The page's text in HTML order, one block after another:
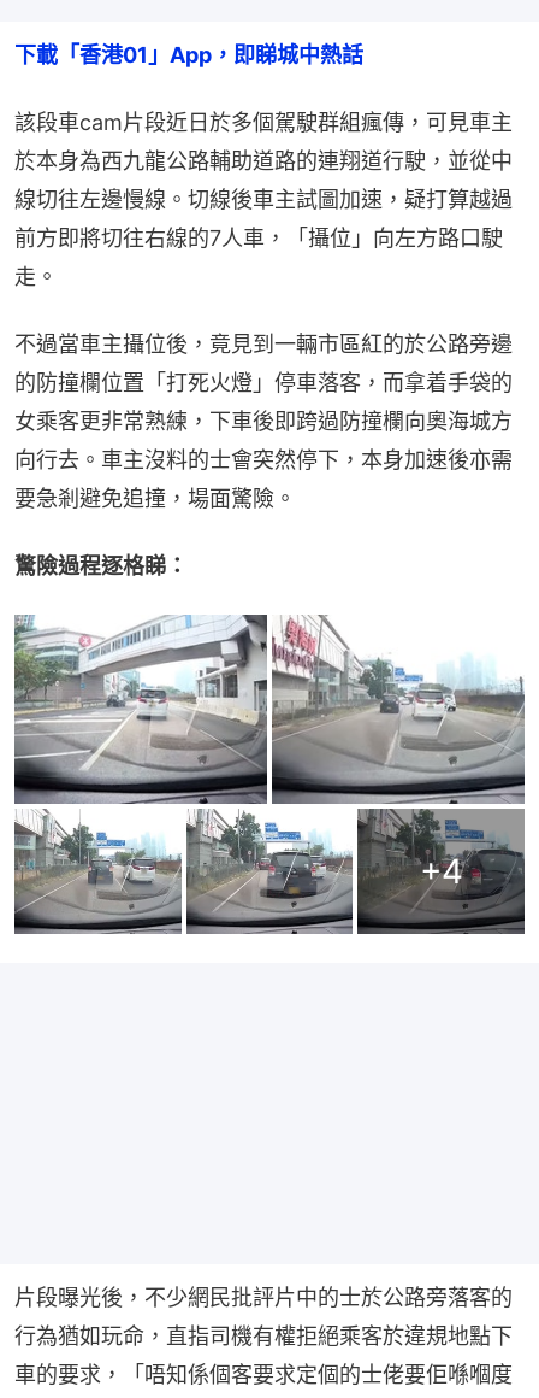
下載「香港01」App，即睇城中熱話
該段車cam片段近日於多個駕駛群組瘋傳，可見車主
於本身為西九龍公路輔助道路的連翔道行駛，並從中
線切往左邊慢線。切線後車主試圖加速，疑打算越過
前方即將切往右線的7人車，「攝位」向左方路口駛
走。
不過當車主攝位後，竟見到一輛市區紅的於公路旁邊
的防撞欄位置「打死火燈」停車落客，而拿着手袋的
女乘客更非常熟練，下車後即跨過防撞欄向奧海城方
向行去。車主沒料的士會突然停下，本身加速後亦需
要急剎避免追撞，場面驚險。
驚險過程逐格睇：
+4
片段曝光後，不少網民批評片中的士於公路旁落客的
行為猶如玩命，直指司機有權拒絕乘客於違規地點下
車的要求，「唔知係個客要求定個的士佬要佢喺嗰度